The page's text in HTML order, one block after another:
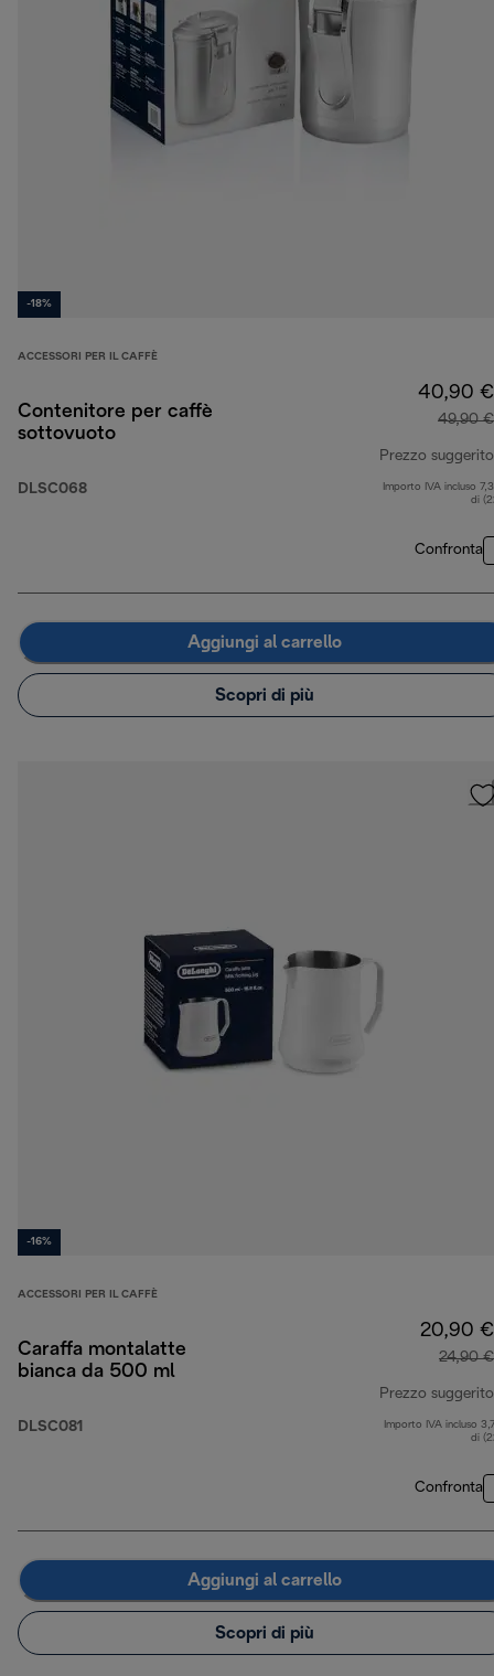
-18%
ACCESSORI PER IL CAFFÈ
Contenitore per caffè
sottovuoto
DLSC068
40,90 €
49,90 €
Prezzo suggerito
Importo IVA incluso
di
Confronta
Aggiungi al carrello
Scopri di più
-16%
ACCESSORI PER IL CAFFÈ
Caraffa montalatte
bianca da 500 ml
DLSC081
20,90 €
24,90 €
Prezzo suggerito
Importo IVA incluso
di
Confronta
Aggiungi al carrello
Scopri di più